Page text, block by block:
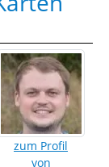
zum Profil
von